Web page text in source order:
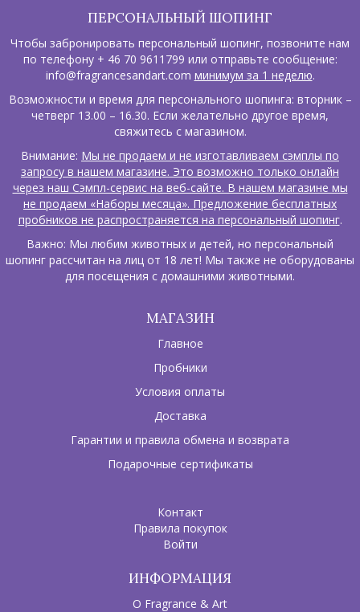
ПЕРСОНАЛЬНЫЙ ШОПИНГ
Чтобы забронировать персональный шопинг, позвоните нам
по телефону + 46 70 9611799 или отправьте сообщение:
info@fragrancesandart.com минимум за 1 неделю.
Возможности и время для персонального шопинга: вторник –
четверг 13.00 – 16.30. Если желательно другое время,
свяжитесь с магазином.
Внимание: Мы не продаем и не изготавливаем сэмплы по
запросу в нашем магазине. Это возможно только онлайн
через наш Сэмпл-сервис на веб-сайте. В нашем магазине мы
не продаем «Наборы месяца». Предложение бесплатных
пробников не распространяется на персональный шопинг.
Важно: Мы любим животных и детей, но персональный
шопинг рассчитан на лиц от 18 лет! Мы также не оборудованы
для посещения с домашними животными.
МАГАЗИН
Главное
Пробники
Условия оплаты
Доставка
Гарантии и правила обмена и возврата
Подарочные сертификаты
Контакт
Правила покупок
Войти
ИНФОРМАЦИЯ
О Fragrance & Art